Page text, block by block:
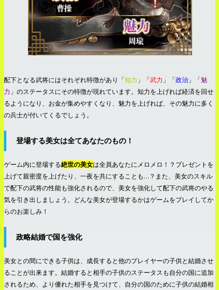
配下となる武将にはそれぞれ特徴があり「知力 」「武力 」「政治 」「魅
力 」のステータスにその特徴が現れています。知力を上げれば経済を回せ
るようになり、お金が集めやすくなり、魅力を上げれば、その魅力に多く
の兵士が付いてくるでしょう。
登場する美女は全てあなたのもの！
ゲーム内に登場する絶世の美女は全員あなたにメロメロ！？プレゼントを
上げて親密度を上げたり、一夜を共にすることも…？また、美女のスキル
で配下の武将の性能も強化されるので、美女を強化して配下の武将のやる
気を引き出しましょう。どんな美女が登場するかはゲームをプレイしてか
らのお楽しみ！
政略結婚で国を強化
美女との間にできる子供は、成長すると他のプレイヤーの子供と結婚させ
ることが出来ます。結婚すると相手の子供のステータスも自分の国に追加
されるため、より優れた相手を見つけて、自分の国のために子供の結婚相